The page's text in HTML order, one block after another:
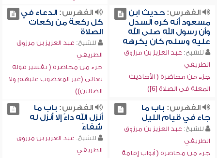
الفهرس:حديث ابن
مسعود أنه كره السدل
وأن رسول الله صلى الله
عليه وسلم كان يكرهه
للشيخ: عبد العزيز بن مرزوق
الطريفي
جزء من محاضرة ( الأحاديث
المعلة في الصلاة [6])
الفهرس:الدعاء في
كل ركعة من ركعات
الصلاة
للشيخ: عبد العزيز بن مرزوق
الطريفي
جزء من محاضرة ( تفسير قوله
تعالى (غير المغضوب عليهم ولا
الضالين))
الفهرس: باب ما
جاء في قيام الليل
للشيخ: عبد العزيز بن مرزوق
الطريفي
جزء من محاضرة ( أبواب إقامة
الفهرس: باب ما
أنزل الله داءً إلا أنزل له
شفاءً
للشيخ: عبد العزيز بن مرزوق
الطريفي